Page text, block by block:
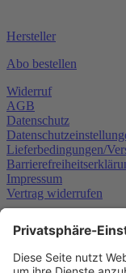
Hersteller
Abo bestellen
Widerruf
AGB
Datenschutz
Lieferbedingungen/
Impressum
Vertrag widerrufen
Schließen